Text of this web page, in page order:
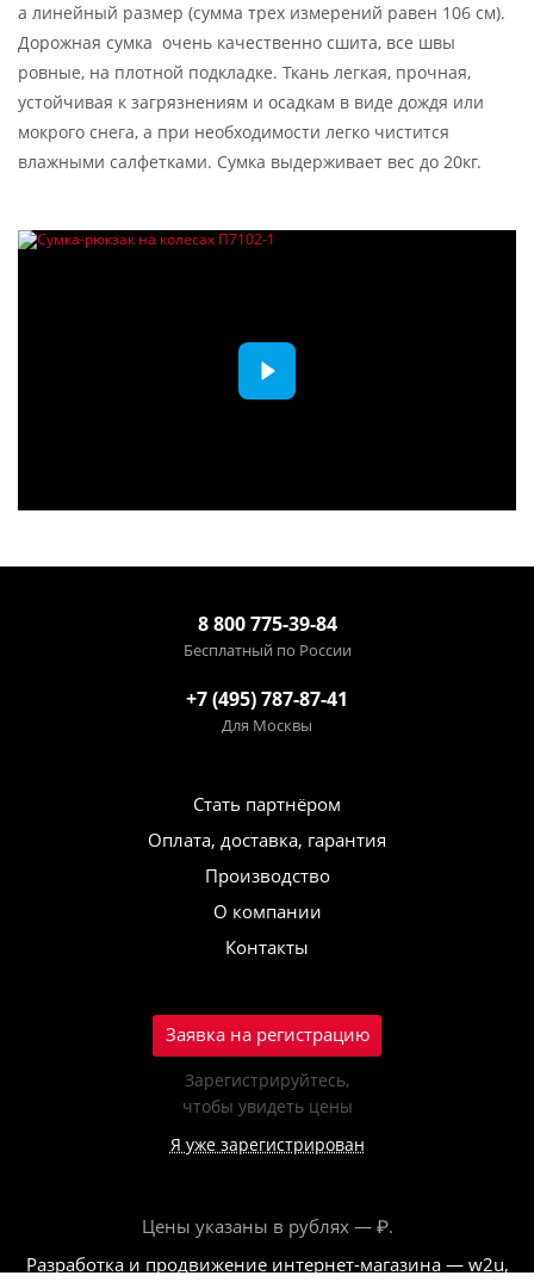
а линейный размер (сумма трех измерений равен 106 см).
Дорожная сумка очень качественно сшита, все швы
ровные, на плотной подкладке. Ткань легкая, прочная,
устойчивая к загрязнениям и осадкам в виде дождя или
мокрого снега, а при необходимости легко чистится
влажными салфетками. Сумка выдерживает вес до 20кг.
8 800 775-39-84
Бесплатный по России
+7 (495) 787-87-41
Для Москвы
Стать партнёром
Оплата, доставка, гарантия
Производство
О компании
Контакты
Заявка на регистрацию
Зарегистрируйтесь,
чтобы увидеть цены
Я уже зарегистрирован
Цены указаны в рублях — ₽.
Разработка и продвижение интернет-магазина — w2u,